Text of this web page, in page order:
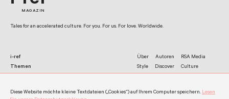
MAGAZIN
Tales for an accelerated culture. For you. For us. For love. Worldwide.
i-ref Über Autoren
RSA Media
Themen
Style Discover
Culture
Kontakt Impressum Datenschutz
Diese Website möchte kleine Textdateien („Cookies“) auf Ihrem Computer speichern. Lesen